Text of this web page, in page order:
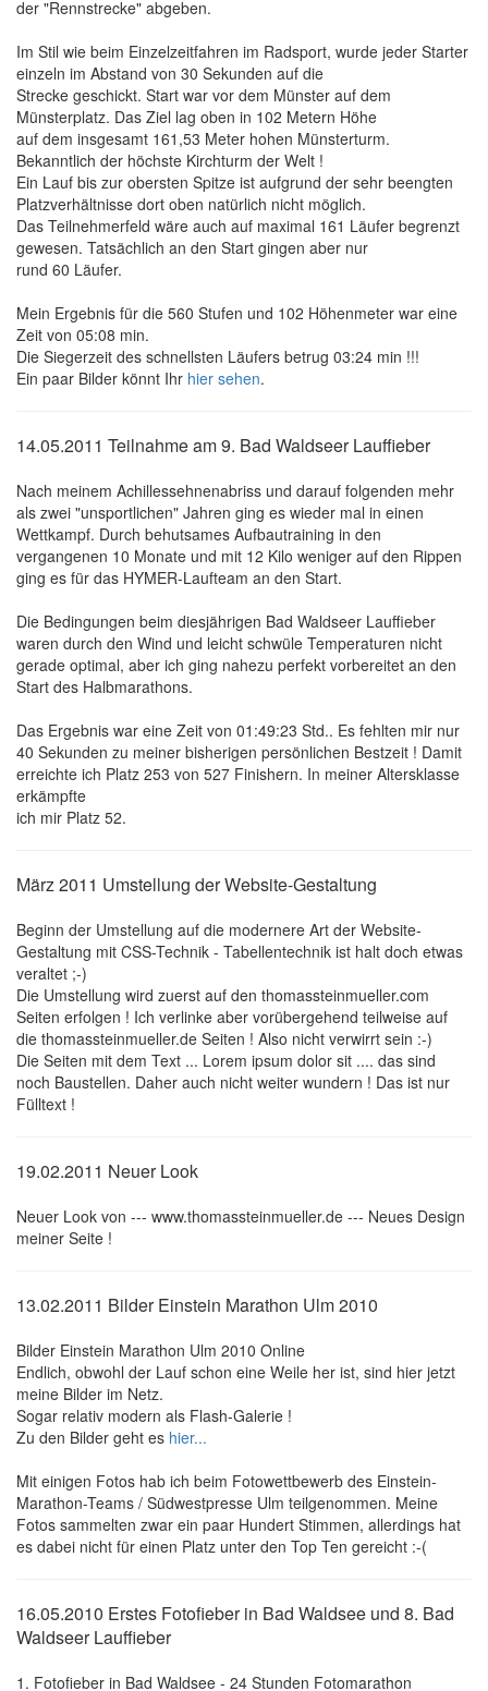
der "Rennstrecke" abgeben.
Im Stil wie beim Einzelzeitfahren im Radsport, wurde jeder Starter
einzeln im Abstand von 30 Sekunden auf die
Strecke geschickt. Start war vor dem Münster auf dem
Münsterplatz. Das Ziel lag oben in 102 Metern Höhe
auf dem insgesamt 161,53 Meter hohen Münsterturm.
Bekanntlich der höchste Kirchturm der Welt !
Ein Lauf bis zur obersten Spitze ist aufgrund der sehr beengten
Platzverhältnisse dort oben natürlich nicht möglich.
Das Teilnehmerfeld wäre auch auf maximal 161 Läufer begrenzt
gewesen. Tatsächlich an den Start gingen aber nur
rund 60 Läufer.
Mein Ergebnis für die 560 Stufen und 102 Höhenmeter war eine
Zeit von 05:08 min.
Die Siegerzeit des schnellsten Läufers betrug 03:24 min !!!
Ein paar Bilder könnt Ihr hier sehen.
14.05.2011 Teilnahme am 9. Bad Waldseer Lauffieber
Nach meinem Achillessehnenabriss und darauf folgenden mehr
als zwei "unsportlichen" Jahren ging es wieder mal in einen
Wettkampf. Durch behutsames Aufbautraining in den
vergangenen 10 Monate und mit 12 Kilo weniger auf den Rippen
ging es für das HYMER-Laufteam an den Start.
Die Bedingungen beim diesjährigen Bad Waldseer Lauffieber
waren durch den Wind und leicht schwüle Temperaturen nicht
gerade optimal, aber ich ging nahezu perfekt vorbereitet an den
Start des Halbmarathons.
Das Ergebnis war eine Zeit von 01:49:23 Std.. Es fehlten mir nur
40 Sekunden zu meiner bisherigen persönlichen Bestzeit ! Damit
erreichte ich Platz 253 von 527 Finishern. In meiner Altersklasse
erkämpfte
ich mir Platz 52.
März 2011 Umstellung der Website-Gestaltung
Beginn der Umstellung auf die modernere Art der Website-
Gestaltung mit CSS-Technik - Tabellentechnik ist halt doch etwas
veraltet ;-)
Die Umstellung wird zuerst auf den thomassteinmueller.com
Seiten erfolgen ! Ich verlinke aber vorübergehend teilweise auf
die thomassteinmueller.de Seiten ! Also nicht verwirrt sein :-)
Die Seiten mit dem Text ... Lorem ipsum dolor sit .... das sind
noch Baustellen. Daher auch nicht weiter wundern ! Das ist nur
Fülltext !
19.02.2011 Neuer Look
Neuer Look von --- www.thomassteinmueller.de --- Neues Design
meiner Seite !
13.02.2011 Bilder Einstein Marathon Ulm 2010
Bilder Einstein Marathon Ulm 2010 Online
Endlich, obwohl der Lauf schon eine Weile her ist, sind hier jetzt
meine Bilder im Netz.
Sogar relativ modern als Flash-Galerie !
Zu den Bilder geht es hier...
Mit einigen Fotos hab ich beim Fotowettbewerb des Einstein-
Marathon-Teams / Südwestpresse Ulm teilgenommen. Meine
Fotos sammelten zwar ein paar Hundert Stimmen, allerdings hat
es dabei nicht für einen Platz unter den Top Ten gereicht :-(
16.05.2010 Erstes Fotofieber in Bad Waldsee und 8. Bad
Waldseer Lauffieber
1. Fotofieber in Bad Waldsee - 24 Stunden Fotomarathon